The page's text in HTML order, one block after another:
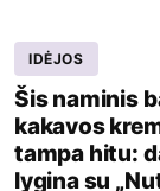
IDĖJOS
Šis naminis
kakavos
tampa hitu:
lygina su